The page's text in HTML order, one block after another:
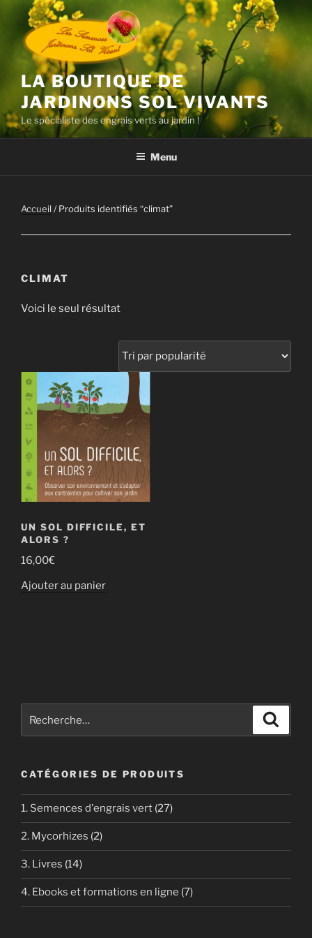
contenu
principal
LA BOUTIQUE DE
JARDINONS SOL VIVANTS
Le spécialiste des engrais verts au jardin !
Menu
Accueil / Produits identifiés “climat”
CLIMAT
Voici le seul résultat
UN SOL DIFFICILE, ET
ALORS ?
16,00€
Ajouter au panier
pour
CATÉGORIES DE PRODUITS
1. Semences d'engrais vert (27)
2. Mycorhizes (2)
3. Livres (14)
4. Ebooks et formations en ligne (7)